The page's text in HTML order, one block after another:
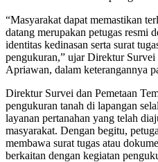
“Masyarakat dapat memastikan
datang merupakan petugas resmi
identitas kedinasan serta surat
pengukuran,” ujar Direktur Survei
Apriawan, dalam keterangannya
Direktur Survei dan Pemetaan
pengukuran tanah di lapangan
layanan pertanahan yang telah
masyarakat. Dengan begitu,
membawa surat tugas atau
berkaitan dengan kegiatan